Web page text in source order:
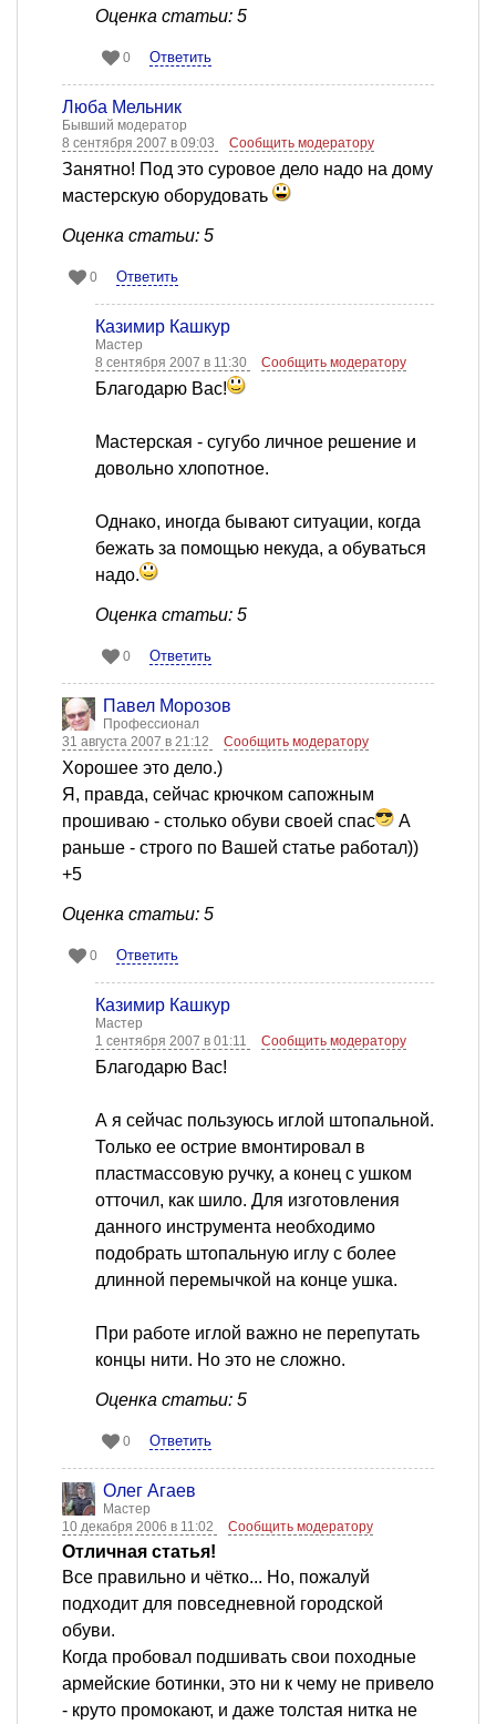
Оценка статьи: 5
0 Ответить
Люба Мельник
Бывший модератор
8 сентября 2007 в 09:03
Сообщить модератору
Занятно! Под это суровое дело надо на дому
мастерскую оборудовать
Оценка статьи: 5
0 Ответить
Казимир Кашкур
Мастер
8 сентября 2007 в 11:30
Сообщить модератору
Благодарю Вас!
Мастерская - сугубо личное решение и
довольно хлопотное.
Однако, иногда бывают ситуации, когда
бежать за помощью некуда, а обуваться
надо.
Оценка статьи: 5
0 Ответить
Павел Морозов
Профессионал
31 августа 2007 в 21:12
Сообщить модератору
Хорошее это дело.)
Я, правда, сейчас крючком сапожным
прошиваю - столько обуви своей спас
А
раньше - строго по Вашей статье работал))
+5
Оценка статьи: 5
0 Ответить
Казимир Кашкур
Мастер
1 сентября 2007 в 01:11
Сообщить модератору
Благодарю Вас!
А я сейчас пользуюсь иглой штопальной.
Только ее острие вмонтировал в
пластмассовую ручку, а конец с ушком
отточил, как шило. Для изготовления
данного инструмента необходимо
подобрать штопальную иглу с более
длинной перемычкой на конце ушка.
При работе иглой важно не перепутать
концы нити. Но это не сложно.
Оценка статьи: 5
0 Ответить
Олег Агаев
Мастер
10 декабря 2006 в 11:02
Сообщить модератору
Отличная статья!
Все правильно и чётко... Но, пожалуй
подходит для повседневной городской
обуви.
Когда пробовал подшивать свои походные
армейские ботинки, это ни к чему не привело
- круто промокают, и даже толстая нитка не